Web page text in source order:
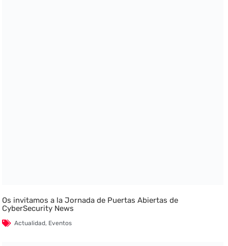
Os invitamos a la Jornada de Puertas Abiertas de
CyberSecurity News
Actualidad, Eventos